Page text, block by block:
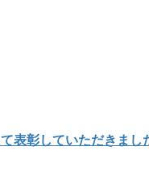
表彰していただきまし